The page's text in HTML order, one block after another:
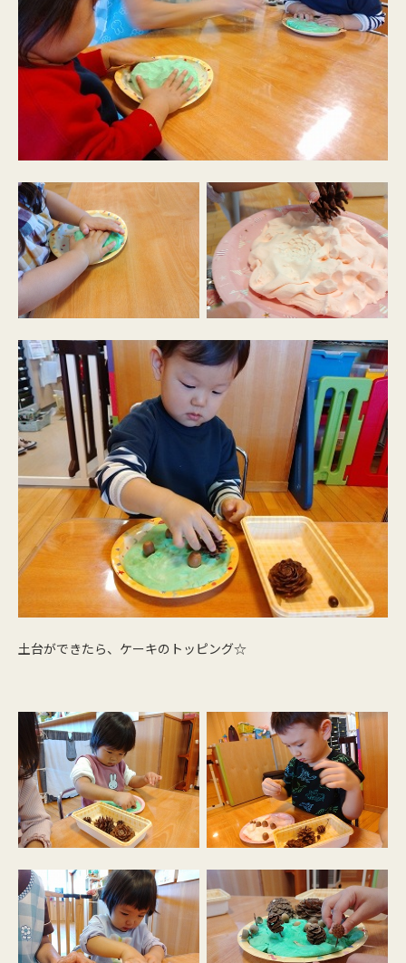
土台ができたら、ケーキのトッピング☆